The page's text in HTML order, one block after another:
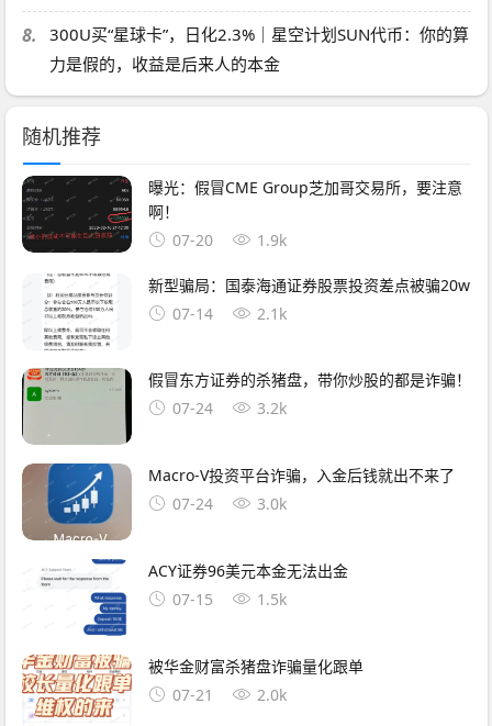
8.
300U买“星球卡”，日化2.3%｜星空计划SUN代币：你的算
力是假的，收益是后来人的本金
随机推荐
曝光：假冒CME Group芝加哥交易所，要注意
啊！
07-20
1.9k
新型骗局：国泰海通证券股票投资差点被骗20w
07-14
2.1k
假冒东方证券的杀猪盘，带你炒股的都是诈骗！
07-24
3.2k
Macro-V投资平台诈骗，入金后钱就出不来了
07-24
3.0k
ACY证券96美元本金无法出金
07-15
1.5k
被华金财富杀猪盘诈骗量化跟单
07-21
2.0k